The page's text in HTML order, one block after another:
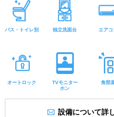
バス・トイレ別 独立洗面台 エアコ
オートロック
TVモニター
ホン
角部
設備について詳